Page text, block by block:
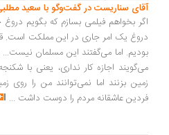
سناریست در گفت‌وگو با سعید مطلبی
بخواهم فیلمی بسازم که بگویم دروغ چیز
یک امر جاری در این مملکت است. قبحش از
اما می‌گفتند این مسلمان نیست... وقتی
اجازه کار نداری، یعنی با شکنجه او
بزنند اما نمی‌توانند من را روی زمین
عاشقانه مردم را دوست داشت ...